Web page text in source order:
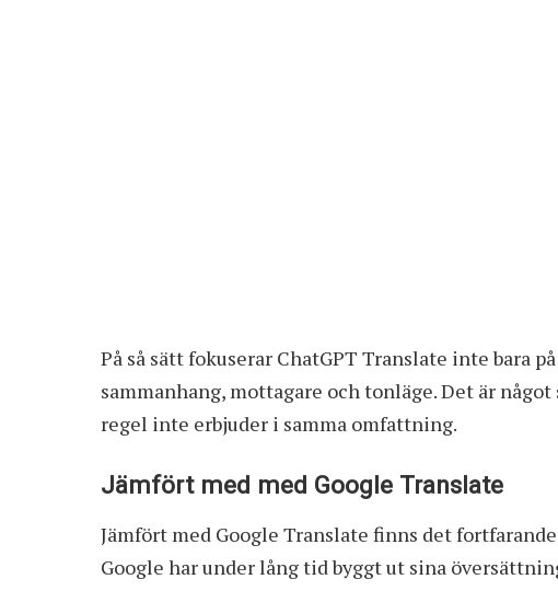
På så sätt fokuserar ChatGPT Translate inte bara
sammanhang, mottagare och tonläge. Det är
regel inte erbjuder i samma omfattning.
Jämfört med med Google Translate
Jämfört med Google Translate finns det
Google har under lång tid byggt ut sina